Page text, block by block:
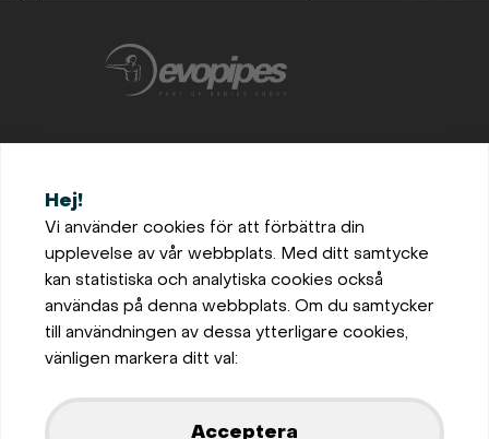
Hej!
Vi använder cookies för att förbättra din
upplevelse av vår webbplats. Med ditt samtycke
kan statistiska och analytiska cookies också
användas på denna webbplats. Om du samtycker
till användningen av dessa ytterligare cookies,
vänligen markera ditt val:
Acceptera
office@evopipes.se
Bro, Solhaug 105, 696 91
Askersund, Sweden
Inställningar för cookies
Privaatsus ja küpsiste
poliitika